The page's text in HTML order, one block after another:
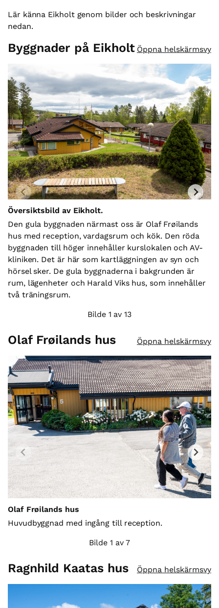
Lär känna Eikholt genom bilder och beskrivningar
nedan.
Byggnader på Eikholt Öppna helskärmsvy
Översiktsbild av Eikholt.
Den gula byggnaden närmast oss är Olaf Frøilands
hus med reception, vardagsrum och kök. Den röda
byggnaden till höger innehåller kurslokalen och AV-
kliniken. Det är här som kartläggningen av syn och
hörsel sker. De gula byggnaderna i bakgrunden är
rum, lägenheter och Harald Viks hus, som innehåller
två träningsrum.
Bilde 1 av 13
Olaf Frøilands hus Öppna helskärmsvy
Olaf Frøilands hus
Huvudbyggnad med ingång till reception.
Bilde 1 av 7
Ragnhild Kaatas hus Öppna helskärmsvy